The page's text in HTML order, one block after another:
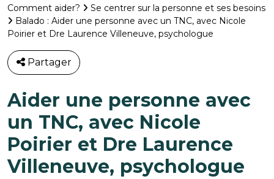
Comment aider?
Se centrer sur la personne et ses besoins
Balado : Aider une personne avec un TNC, avec Nicole
Poirier et Dre Laurence Villeneuve, psychologue
Partager
Aider une personne avec
un TNC, avec Nicole
Poirier et Dre Laurence
Villeneuve, psychologue